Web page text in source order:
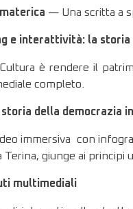
— Una scritta a
e interattività: la storia
è rendere il
completo.
della democrazia
immersiva con
giunge ai principi
multimediali